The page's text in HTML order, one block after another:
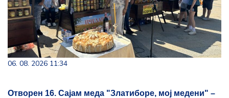
06. 08. 2026 11:34
Отворен 16. Сајам меда "Златиборе, мој медени" –